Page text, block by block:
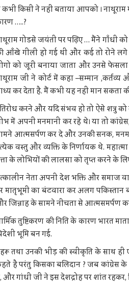
किसी ने नहीं बताया आपको ।
…..?
गोडसे जयंती पर पढ़िए … मैंने गाँधी
आँखे गीली हो गई थी और कई तो रोने
को जूरी बनाया जाता और उनसे फेसला
जी ने कोर्ट में कहा –सम्मान
कर देता है. मैं कभी यह नहीं मान सकता
करने और यदि संभव हो तो ऐसे शत्रु
में अपनी मनमानी कर रहे थे। या तो
आत्मसर्पण कर दे और उनकी सनक,
वस्तु और व्यक्ति के निर्णायक थे.
के लोभियों की लालसा को तृप्त करने के
नेता अपनी देश भक्ति और समाज
मातृभूमी का बंटवारा कर अलग पकिस्तान
जिन्नाह के सामने नीचता से आत्मसमर्पण
तुष्टिकरण की निति के कारण भारत
भूमि बन गई.
तथा उनकी भीड़ की स्वीकृति के साथ ही
है परंतु किसका बलिदान ? जब कांग्रेस
और गांधी जी ने इस देशद्रोह पर शांत रहकर,